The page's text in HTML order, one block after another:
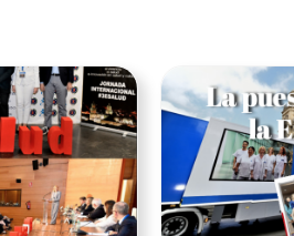
Ver noticia